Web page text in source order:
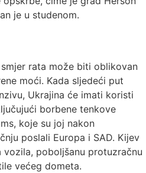
je u studenom.
rata može biti oblikovan
moći. Kada sljedeći put
Ukrajina će imati koristi
borbene tenkove
koje su joj nakon
poslali Europa i SAD. Kijev
poboljšanu protuzračnu
većeg dometa.